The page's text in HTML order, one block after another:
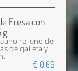
Fresa con
g
relleno de
de galleta y
€ 0,69